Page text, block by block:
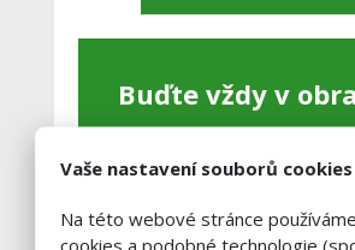
Buďte vždy v
pošleme výběr těch
Vaše nastavení souborů cookies
Na této webové stránce
cookies a podobné technologie